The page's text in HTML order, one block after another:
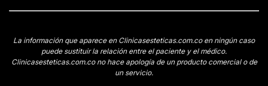
La información que aparece en Clinicasesteticas.com.co en ningún caso
puede sustituir la relación entre el paciente y el médico.
Clinicasesteticas.com.co no hace apología de un producto comercial o de
un servicio.